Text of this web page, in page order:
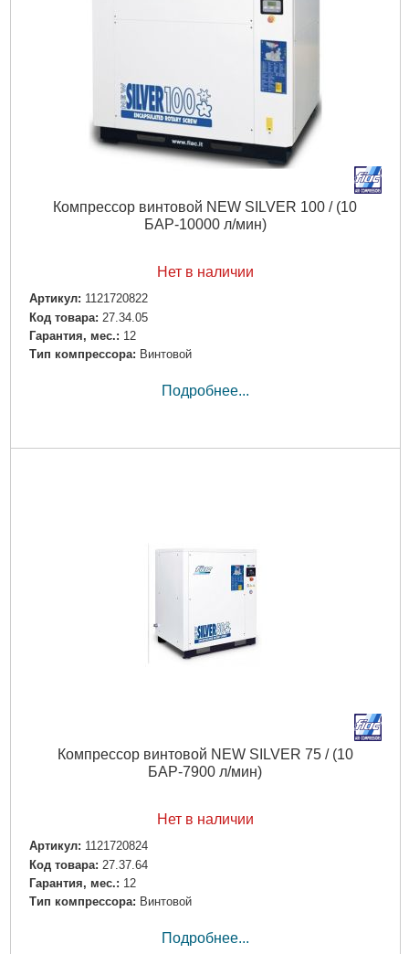
Компрессор винтовой NEW SILVER 100 / (10
БАР-10000 л/мин)
Нет в наличии
Артикул: 1121720822
Код товара: 27.34.05
Гарантия, мес.: 12
Тип компрессора: Винтовой
Подробнее...
Компрессор винтовой NEW SILVER 75 / (10
БАР-7900 л/мин)
Нет в наличии
Артикул: 1121720824
Код товара: 27.37.64
Гарантия, мес.: 12
Тип компрессора: Винтовой
Подробнее...